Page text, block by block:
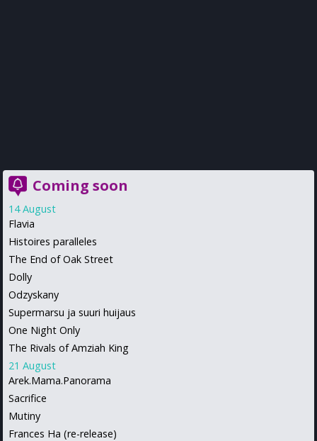
Coming soon
14 August
Flavia
Histoires paralleles
The End of Oak Street
Dolly
Odzyskany
Supermarsu ja suuri huijaus
One Night Only
The Rivals of Amziah King
21 August
Arek.Mama.Panorama
Sacrifice
Mutiny
Frances Ha (re-release)